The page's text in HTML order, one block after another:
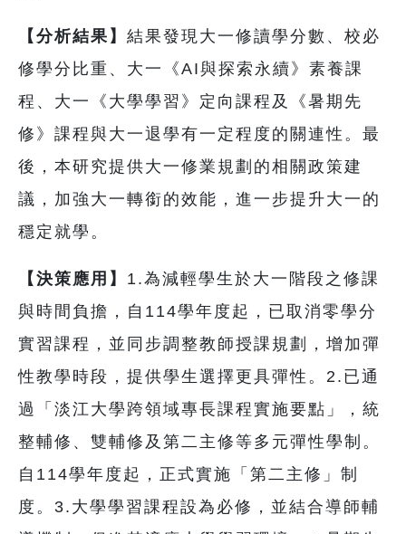
【分析結果】 結果發現大一修讀學分數、校必
修學分比重、大一《AI與探索永續》素養課
程、大一《大學學習》定向課程及《暑期先
修》課程與大一退學有一定程度的關連性。最
後，本研究提供大一修業規劃的相關政策建
議，加強大一轉銜的效能，進一步提升大一的
穩定就學。
【決策應用】 1.為減輕學生於大一階段之修課
與時間負擔，自114學年度起，已取消零學分
實習課程，並同步調整教師授課規劃，增加彈
性教學時段，提供學生選擇更具彈性。2.已通
過「淡江大學跨領域專長課程實施要點」，統
整輔修、雙輔修及第二主修等多元彈性學制。
自114學年度起，正式實施「第二主修」制
度。3.大學學習課程設為必修，並結合導師輔